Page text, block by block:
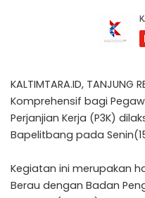
KALTIMTARA.ID,
Komprehensif bagi
Perjanjian Kerja (P3K)
Bapelitbang pada
Kegiatan ini merupakan
Berau dengan Badan